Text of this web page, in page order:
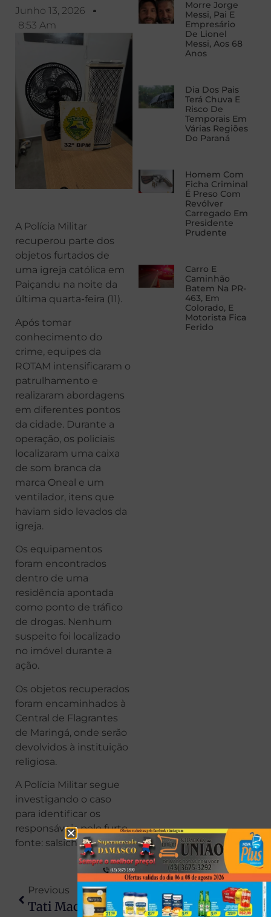
Junho 13, 2026
8:53 Am
A Polícia Militar
recuperou parte dos
objetos furtados de
uma igreja católica em
Paiçandu na noite da
última quarta-feira (11).
Após tomar
conhecimento do
crime, equipes da
ROTAM intensificaram o
patrulhamento e
realizaram abordagens
em diferentes pontos
da cidade. Durante a
operação, os policiais
localizaram uma caixa
de som branca da
marca Oneal e um
ventilador, itens que
haviam sido levados da
igreja.
Os equipamentos
foram encontrados
dentro de uma
residência apontada
como ponto de tráfico
de drogas. Nenhum
suspeito foi localizado
no imóvel durante a
ação.
Os objetos recuperados
foram encaminhados à
Central de Flagrantes
de Maringá, onde serão
devolvidos à instituição
religiosa.
A Polícia Militar segue
investigando o caso
para identificar os
responsáveis pelo furto.
fonte: salsicha Maringá
Morre Jorge
Messi, Pai E
Empresário
De Lionel
Messi, Aos 68
Anos
Dia Dos Pais
Terá Chuva E
Risco De
Temporais Em
Várias Regiões
Do Paraná
Homem Com
Ficha Criminal
É Preso Com
Revólver
Carregado Em
Presidente
Prudente
Carro E
Caminhão
Batem Na PR-
463, Em
Colorado, E
Motorista Fica
Ferido
Previous
Tati Machado Anuncia Gravidez Ao Vivo No Mais Você E Emociona Público
Next
Motorista Bêbado Invade Pista Contrária, Bate Em Viatura Da PM E Acaba Preso Na Região